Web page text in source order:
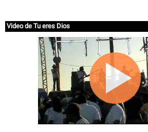
Video de Tu eres Dios